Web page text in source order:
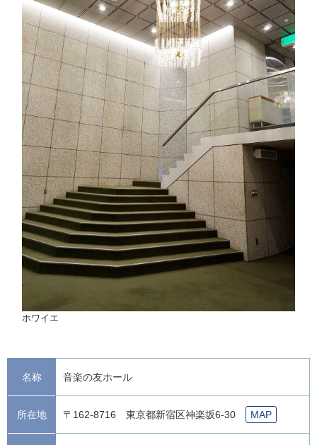
ホワイエ
名称 音楽の友ホール
所在地 〒162-8716 東京都新宿区神楽坂6-30 MAP